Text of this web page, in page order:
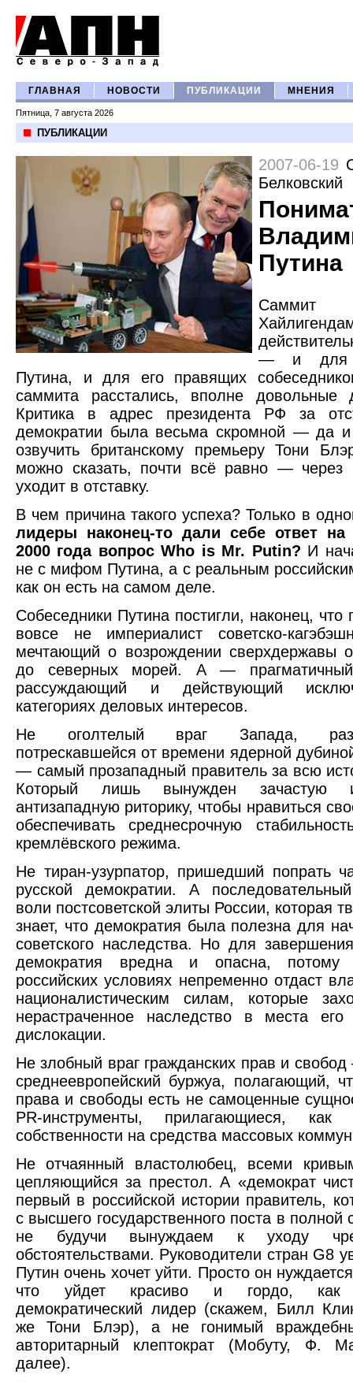
ГЛАВНАЯ НОВОСТИ ПУБЛИКАЦИИ МНЕНИЯ
Пятница, 7 августа 2026
ПУБЛИКАЦИИ
2007-06-19
Белковский
Путина
— и для
Путина, и для его правящих
саммита расстались, вполне довольные
Критика в адрес президента РФ за
демократии была весьма скромной — да и
озвучить британскому премьеру Тони
можно сказать, почти всё равно —
уходит в отставку.
В чем причина такого успеха? Только в
лидеры наконец-то дали себе ответ
2000 года вопрос Who is Mr. Putin? И
не с мифом Путина, а с реальным
как он есть на самом деле.
Собеседники Путина постигли, наконец,
вовсе не империалист советско-
мечтающий о возрождении сверхдержавы
до северных морей. А — прагматичный
рассуждающий и действующий
категориях деловых интересов.
Не оголтелый враг Запада,
потрескавшейся от времени ядерной
— самый прозападный правитель за всю
Который лишь вынужден зачастую
антизападную риторику, чтобы нравиться
обеспечивать среднесрочную
кремлёвского режима.
Не тиран-узурпатор, пришедший попрать
русской демократии. А
воли постсоветской элиты России, которая
знает, что демократия была полезна для
советского наследства. Но для
демократия вредна и опасна,
российских условиях непременно отдаст
националистическим силам, которые
нерастраченное наследство в места его
дислокации.
Не злобный враг гражданских прав и
среднеевропейский буржуа, полагающий,
права и свободы есть не самоценные
PR-инструменты, прилагающиеся,
собственности на средства массовых
Не отчаянный властолюбец, всеми
цепляющийся за престол. А «демократ
первый в российской истории правитель,
с высшего государственного поста в полной
не будучи вынуждаем к уходу
обстоятельствами. Руководители стран G8
Путин очень хочет уйти. Просто он
что уйдет красиво и гордо, как
демократический лидер (скажем, Билл
же Тони Блэр), а не гонимый
авторитарный клептократ (Мобуту, Ф.
далее).